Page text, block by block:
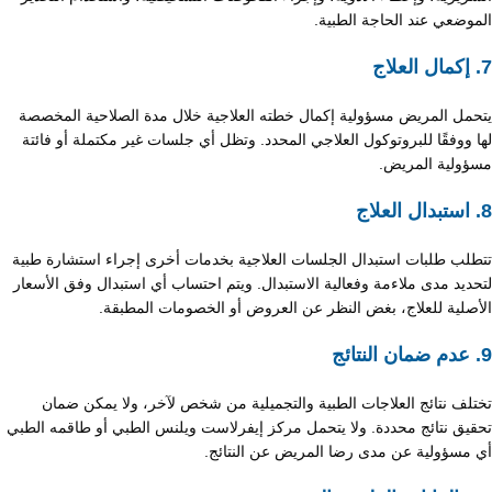
الموضعي عند الحاجة الطبية.
7. إكمال العلاج
يتحمل المريض مسؤولية إكمال خطته العلاجية خلال مدة الصلاحية المخصصة
لها ووفقًا للبروتوكول العلاجي المحدد. وتظل أي جلسات غير مكتملة أو فائتة
مسؤولية المريض.
8. استبدال العلاج
تتطلب طلبات استبدال الجلسات العلاجية بخدمات أخرى إجراء استشارة طبية
لتحديد مدى ملاءمة وفعالية الاستبدال. ويتم احتساب أي استبدال وفق الأسعار
الأصلية للعلاج، بغض النظر عن العروض أو الخصومات المطبقة.
9. عدم ضمان النتائج
تختلف نتائج العلاجات الطبية والتجميلية من شخص لآخر، ولا يمكن ضمان
تحقيق نتائج محددة. ولا يتحمل مركز إيفرلاست ويلنس الطبي أو طاقمه الطبي
أي مسؤولية عن مدى رضا المريض عن النتائج.